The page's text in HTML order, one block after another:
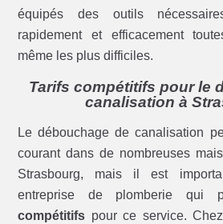
équipés des outils
rapidement et efficacement
même les plus difficiles.
Tarifs compétitifs pour le
canalisation à
Le débouchage de canalisation
courant dans de nombreuses
Strasbourg, mais il est
entreprise de plomberie qui
compétitifs pour ce service.